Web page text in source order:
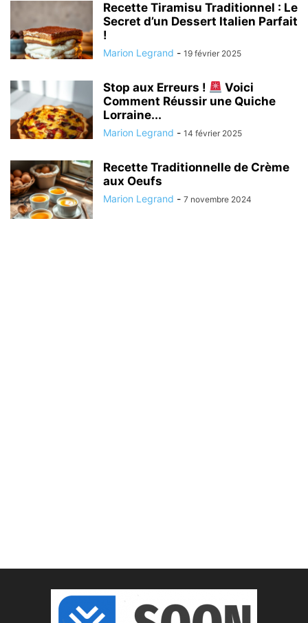
Recette Tiramisu Traditionnel : Le
Secret d’un Dessert Italien Parfait
!
Marion Legrand - 19 février 2025
Stop aux Erreurs !
Voici
Comment Réussir une Quiche
Lorraine...
Marion Legrand - 14 février 2025
Recette Traditionnelle de Crème
aux Oeufs
Marion Legrand - 7 novembre 2024